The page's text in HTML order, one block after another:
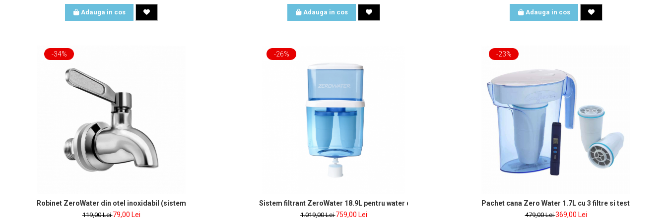
Adauga in cos Adauga in cos Adauga in cos
-34%
Robinet ZeroWater din otel inoxidabil (sistem filtrant 9L)
119,00 Lei79,00 Lei
-26%
Sistem filtrant ZeroWater 18.9L pentru water cooler cu 2 filtre si tester de apa inclus
1.019,00 Lei759,00 Lei
-23%
Pachet cana Zero Water 1.7L cu 3 filtre si tester de apa
479,00 Lei369,00 Lei